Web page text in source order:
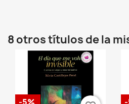
8 otros títulos de la